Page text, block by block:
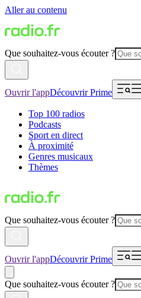
Aller au contenu
Que souhaitez-vous écouter ?
Ouvrir l'appDécouvrir Prime
Top 100 radios
Podcasts
Sport en direct
À proximité
Genres musicaux
Thèmes
Que souhaitez-vous écouter ?
Ouvrir l'appDécouvrir Prime
Que souhaitez-vous écouter ?